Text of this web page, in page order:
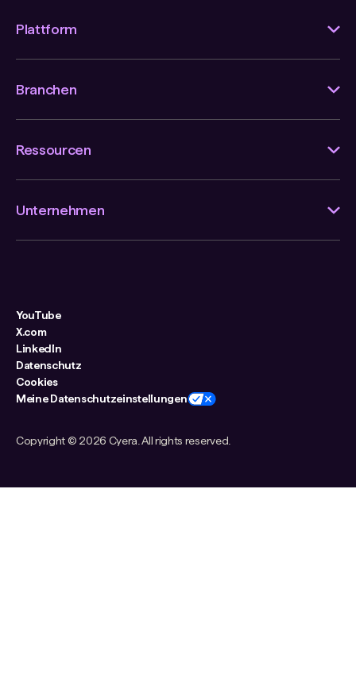
Plattform
Branchen
Ressourcen
Unternehmen
Copyright © 2026 Cyera. All rights reserved.
YouTube
X.com
LinkedIn
Datenschutz
Cookies
Meine Datenschutzeinstellungen